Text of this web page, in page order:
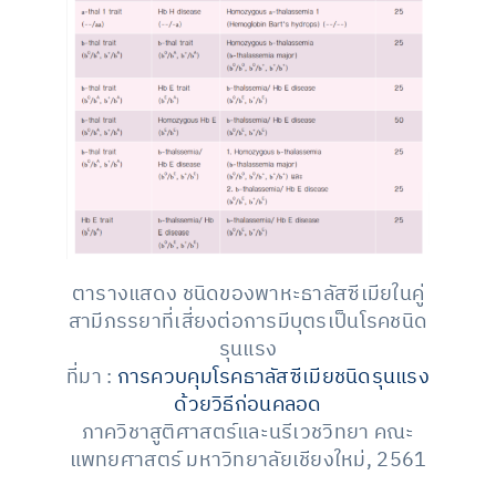
ตารางแสดง ชนิดของพาหะธาลัสซีเมียในคู่
สามีภรรยาที่เสี่ยงต่อการมีบุตรเป็นโรคชนิด
รุนแรง
ที่มา : การควบคุมโรคธาลัสซีเมียชนิดรุนแรง
ด้วยวิธีก่อนคลอด
ภาควิชาสูติศาสตร์และนรีเวชวิทยา คณะ
แพทยศาสตร์ มหาวิทยาลัยเชียงใหม่, 2561